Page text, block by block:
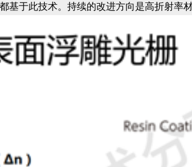
于此技术。持续的改进方向是高折射率